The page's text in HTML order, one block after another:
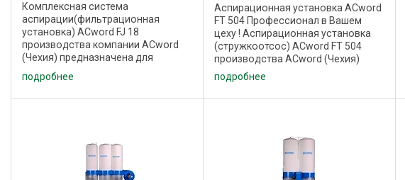
Комплексная система
аспирации(фильтрационная
установка) ACword FJ 18
производства компании ACword
(Чехия) предназначена для
удаления отходов от
обрабатывающих центров c ЧПУ,
подробнее
Аспирационная установка ACword
FT 504 Профессионал в Вашем
цеху ! Аспирационная установка
(стружкоотсос) ACword FT 504
производства ACword (Чехия)
применяется для удаления
стружки, опилок, пыли от рабочих
зон деревообрабатывающих
подробнее